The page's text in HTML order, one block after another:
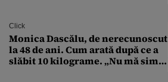
Click
Monica Dascălu, de nerecunoscut
la 48 de ani. Cum arată după ce a
slăbit 10 kilograme. „Nu mă simt